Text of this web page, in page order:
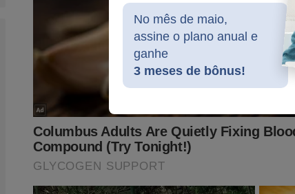
No mês de maio,
assine o plano anual e
ganhe
3 meses de bônus!